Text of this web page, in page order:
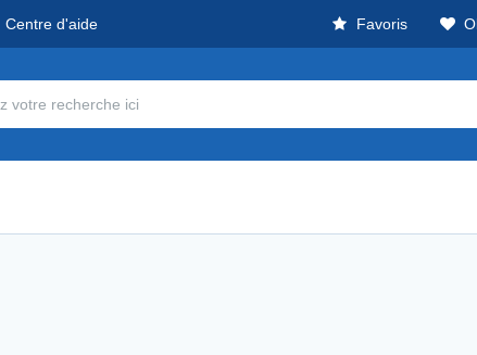
Centre d'aide Favoris